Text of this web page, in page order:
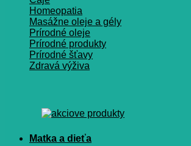
Homeopatia
Masážne oleje a gély
Prírodné oleje
Prírodné produkty
Prírodné šťavy
Zdravá výživa
Matka a dieťa